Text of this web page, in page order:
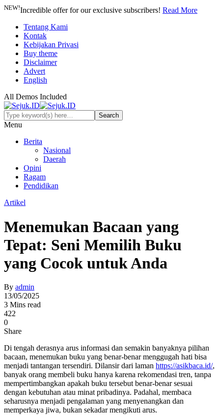
NEW!Incredible offer for our exclusive subscribers! Read More
Tentang Kami
Kontak
Kebijakan Privasi
Buy theme
Disclaimer
Advert
English
All Demos Included
Menu
Berita
Nasional
Daerah
Opini
Ragam
Pendidikan
Artikel
Menemukan Bacaan yang
Tepat: Seni Memilih Buku
yang Cocok untuk Anda
By admin
13/05/2025
3 Mins read
422
0
Share
Di tengah derasnya arus informasi dan semakin banyaknya pilihan
bacaan, menemukan buku yang benar-benar menggugah hati bisa
menjadi tantangan tersendiri. Dilansir dari laman https://asikbaca.id/,
banyak orang membeli buku hanya karena rekomendasi tren, tanpa
mempertimbangkan apakah buku tersebut benar-benar sesuai
dengan kebutuhan atau minat pribadinya. Padahal, membaca
seharusnya menjadi pengalaman yang menyenangkan dan
memperkaya jiwa, bukan sekadar mengikuti arus.